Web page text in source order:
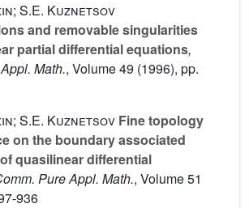
S.E. Kuznetsov
and removable singularities
partial differential equations,
Math., Volume 49 (1996), pp.
S.E. Kuznetsov Fine topology
on the boundary associated
quasilinear differential
Pure Appl. Math., Volume 51
936